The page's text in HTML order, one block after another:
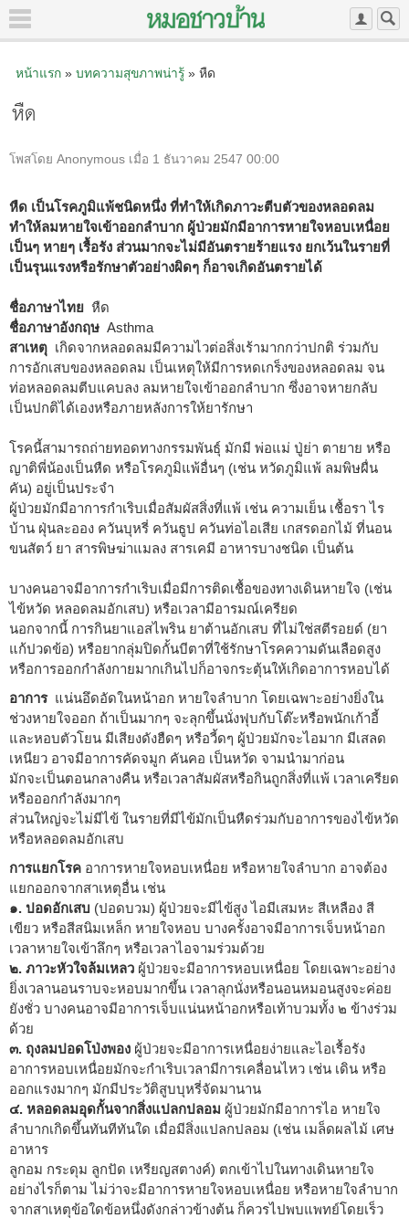
หน้าแรก» บทความสุขภาพน่ารู้» หืด
หืด
โพสโดย Anonymous เมื่อ 1 ธันวาคม 2547 00:00
หืด เป็นโรคภูมิแพ้ชนิดหนึ่ง ที่ทำให้เกิดภาวะตีบตัวของหลอดลม
ทำให้ลมหายใจเข้าออกลำบาก ผู้ป่วยมักมีอาการหายใจหอบเหนื่อย
เป็นๆ หายๆ เรื้อรัง ส่วนมากจะไม่มีอันตรายร้ายแรง ยกเว้นในรายที่
เป็นรุนแรงหรือรักษาตัวอย่างผิดๆ ก็อาจเกิดอันตรายได้
ชื่อภาษาไทย หืด
ชื่อภาษาอังกฤษ Asthma
สาเหตุ เกิดจากหลอดลมมีความไวต่อสิ่งเร้ามากกว่าปกติ ร่วมกับ
การอักเสบของหลอดลม เป็นเหตุให้มีการหดเกร็งของหลอดลม จน
ท่อหลอดลมตีบแคบลง ลมหายใจเข้าออกลำบาก ซึ่งอาจหายกลับ
เป็นปกติได้เองหรือภายหลังการให้ยารักษา
โรคนี้สามารถถ่ายทอดทางกรรมพันธุ์ มักมี พ่อแม่ ปู่ย่า ตายาย หรือ
ญาติพี่น้องเป็นหืด หรือโรคภูมิแพ้อื่นๆ (เช่น หวัดภูมิแพ้ ลมพิษผื่น
คัน) อยู่เป็นประจำ
ผู้ป่วยมักมีอาการกำเริบเมื่อสัมผัสสิ่งที่แพ้ เช่น ความเย็น เชื้อรา ไร
บ้าน ฝุ่นละออง ควันบุหรี่ ควันธูป ควันท่อไอเสีย เกสรดอกไม้ ที่นอน
ขนสัตว์ ยา สารพิษฆ่าแมลง สารเคมี อาหารบางชนิด เป็นต้น
บางคนอาจมีอาการกำเริบเมื่อมีการติดเชื้อของทางเดินหายใจ (เช่น
ไข้หวัด หลอดลมอักเสบ) หรือเวลามีอารมณ์เครียด
นอกจากนี้ การกินยาแอสไพริน ยาต้านอักเสบ ที่ไม่ใช่สตีรอยด์ (ยา
แก้ปวดข้อ) หรือยากลุ่มปิดกั้นบีตาที่ใช้รักษาโรคความดันเลือดสูง
หรือการออกกำลังกายมากเกินไปก็อาจกระตุ้นให้เกิดอาการหอบได้
อาการแน่นอึดอัดในหน้าอก หายใจลำบาก โดยเฉพาะอย่างยิ่งใน
ช่วงหายใจออก ถ้าเป็นมากๆ จะลุกขึ้นนั่งฟุบกับโต๊ะหรือพนักเก้าอี้
และหอบตัวโยน มีเสียงดังฮืดๆ หรือวี้ดๆ ผู้ป่วยมักจะไอมาก มีเสลด
เหนียว อาจมีอาการคัดจมูก คันคอ เป็นหวัด จามนำมาก่อน
มักจะเป็นตอนกลางคืน หรือเวลาสัมผัสหรือกินถูกสิ่งที่แพ้ เวลาเครียด
หรือออกกำลังมากๆ
ส่วนใหญ่จะไม่มีไข้ ในรายที่มีไข้มักเป็นหืดร่วมกับอาการของไข้หวัด
หรือหลอดลมอักเสบ
การแยกโรค อาการหายใจหอบเหนื่อย หรือหายใจลำบาก อาจต้อง
แยกออกจากสาเหตุอื่น เช่น
๑. ปอดอักเสบ (ปอดบวม) ผู้ป่วยจะมีไข้สูง ไอมีเสมหะ สีเหลือง สี
เขียว หรือสีสนิมเหล็ก หายใจหอบ บางครั้งอาจมีอาการเจ็บหน้าอก
เวลาหายใจเข้าลึกๆ หรือเวลาไอจามร่วมด้วย
๒. ภาวะหัวใจล้มเหลว ผู้ป่วยจะมีอาการหอบเหนื่อย โดยเฉพาะอย่าง
ยิ่งเวลานอนราบจะหอบมากขึ้น เวลาลุกนั่งหรือนอนหมอนสูงจะค่อย
ยังชั่ว บางคนอาจมีอาการเจ็บแน่นหน้าอกหรือเท้าบวมทั้ง ๒ ข้างร่วม
ด้วย
๓. ถุงลมปอดโป่งพอง ผู้ป่วยจะมีอาการเหนื่อยง่ายและไอเรื้อรัง
อาการหอบเหนื่อยมักจะกำเริบเวลามีการเคลื่อนไหว เช่น เดิน หรือ
ออกแรงมากๆ มักมีประวัติสูบบุหรี่จัดมานาน
๔. หลอดลมอุดกั้นจากสิ่งแปลกปลอม ผู้ป่วยมักมีอาการไอ หายใจ
ลำบากเกิดขึ้นทันทีทันใด เมื่อมีสิ่งแปลกปลอม (เช่น เมล็ดผลไม้ เศษ
อาหาร
ลูกอม กระดุม ลูกปัด เหรียญสตางค์) ตกเข้าไปในทางเดินหายใจ
อย่างไรก็ตาม ไม่ว่าจะมีอาการหายใจหอบเหนื่อย หรือหายใจลำบาก
จากสาเหตุข้อใดข้อหนึ่งดังกล่าวข้างต้น ก็ควรไปพบแพทย์โดยเร็ว